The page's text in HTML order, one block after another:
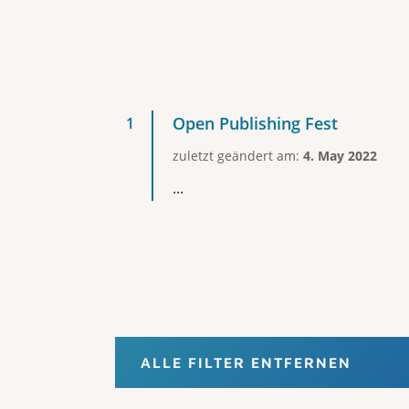
Open Publishing Fest
zuletzt geändert am: 4. May 2022
...
ALLE FILTER ENTFERNEN